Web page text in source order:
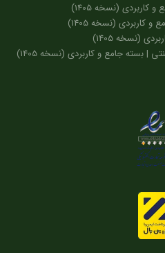
(نسخه 1405)
(نسخه 1405)
(نسخه 1405)
بسته جامع و کاربردی (نسخه 1405)